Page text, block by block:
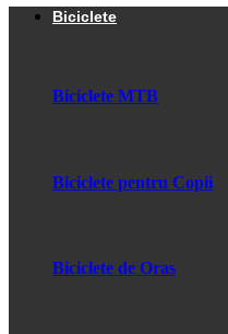
Biciclete
Biciclete MTB
Biciclete pentru Copii
Biciclete de Oras